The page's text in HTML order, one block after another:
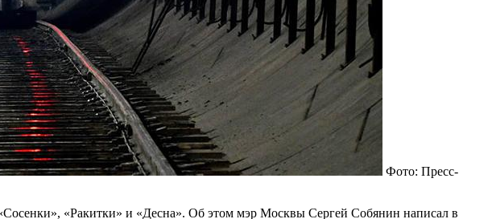
Фото: Пресс-
«Ракитки» и «Десна». Об этом мэр Москвы Сергей Собянин написал в